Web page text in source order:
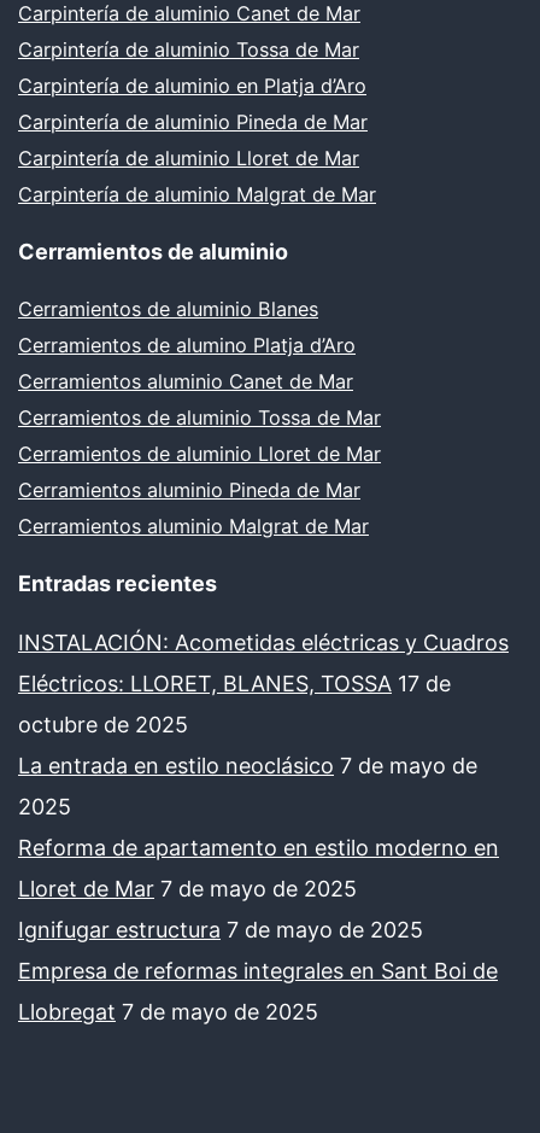
Carpintería de aluminio Canet de Mar
Carpintería de aluminio Tossa de Mar
Carpintería de aluminio en Platja d’Aro
Carpintería de aluminio Pineda de Mar
Carpintería de aluminio Lloret de Mar
Carpintería de aluminio Malgrat de Mar
Cerramientos de aluminio
Cerramientos de aluminio Blanes
Cerramientos de alumino Platja d’Aro
Cerramientos aluminio Canet de Mar
Cerramientos de aluminio Tossa de Mar
Cerramientos de aluminio Lloret de Mar
Cerramientos aluminio Pineda de Mar
Cerramientos aluminio Malgrat de Mar
Entradas recientes
INSTALACIÓN: Acometidas eléctricas y Cuadros
Eléctricos: LLORET, BLANES, TOSSA 17 de
octubre de 2025
La entrada en estilo neoclásico 7 de mayo de
2025
Reforma de apartamento en estilo moderno en
Lloret de Mar 7 de mayo de 2025
Ignifugar estructura 7 de mayo de 2025
Empresa de reformas integrales en Sant Boi de
Llobregat 7 de mayo de 2025